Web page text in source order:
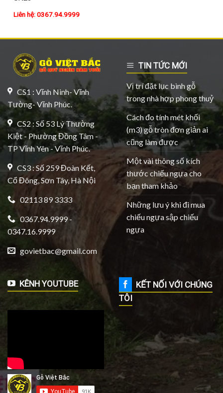
Liên hệ: 0367.94.9999
CS1 : Vĩnh Ninh- Vĩnh
Tường- Vĩnh Phúc.
CS2 : Số 53 Lý Thường
Kiệt - Phường Đồng Tâm -
TP Vĩnh Yên - Vĩnh Phúc.
CS3 : Số 259 Đoàn Kết,
Cổ Đông, Sơn Tây, Hà Nội
02113 89 3333
0367.94.9999 -
0347.16.9999
govietbac@gmail.com
TIN TỨC MỚI
Vị trí đặt lục bình gỗ
trong nhà hợp phong thuỷ
Cách đo tính mét khối
(m3) gỗ tròn đơn giản ai
cũng làm được
Một vài thông số kích
thước chiếu ngựa cho
bạn tham khảo
Những lưu ý khi đi mua
chiếu ngựa sập chiếu
ngựa
KÊNH YOUTUBE
KẾT NỐI VỚI CHÚNG
TÔI